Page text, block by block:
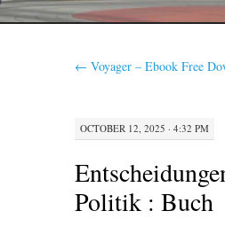
← Voyager – Ebook Free
OCTOBER 12, 2025 · 4:32 PM
Politik : Buch